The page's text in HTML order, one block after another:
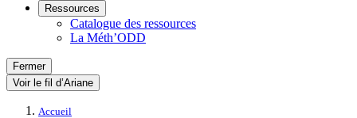
Ressources
Catalogue des ressources
La Méth’ODD
Fermer
Voir le fil d’Ariane
Accueil